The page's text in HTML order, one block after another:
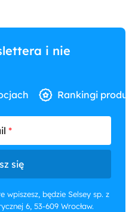
i nie
Rankingi
się
będzie Selsey sp. z
6, 53-609 Wrocław.